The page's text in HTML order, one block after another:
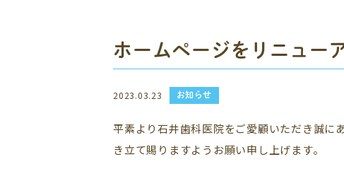
ホームページをリニュー
2023.03.23 お知らせ
平素より石井歯科医院をご愛顧いただき誠に
き立て賜りますようお願い申し上げます。